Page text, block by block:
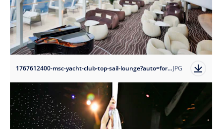
1767612400-msc-yacht-club-top-sail-lounge?auto=formatJPG